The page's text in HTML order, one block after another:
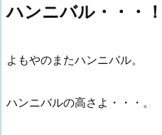
ハンニバル・・・！
よもやのまたハンニバル。
ハンニバルの高さよ・・・。